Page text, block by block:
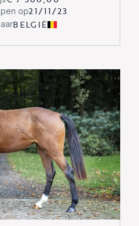
op21/11/23
BELGIË